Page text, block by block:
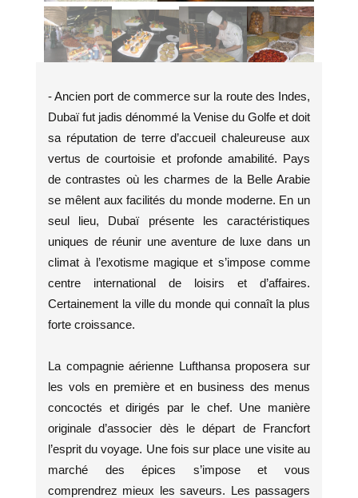
- Ancien port de commerce sur la route des Indes,
Dubaï fut jadis dénommé la Venise du Golfe et doit
sa réputation de terre d’accueil chaleureuse aux
vertus de courtoisie et profonde amabilité. Pays
de contrastes où les charmes de la Belle Arabie
se mêlent aux facilités du monde moderne. En un
seul lieu, Dubaï présente les caractéristiques
uniques de réunir une aventure de luxe dans un
climat à l’exotisme magique et s’impose comme
centre international de loisirs et d’affaires.
Certainement la ville du monde qui connaît la plus
forte croissance.
La compagnie aérienne Lufthansa proposera sur
les vols en première et en business des menus
concoctés et dirigés par le chef. Une manière
originale d’associer dès le départ de Francfort
l’esprit du voyage. Une fois sur place une visite au
marché des épices s’impose et vous
comprendrez mieux les saveurs. Les passagers